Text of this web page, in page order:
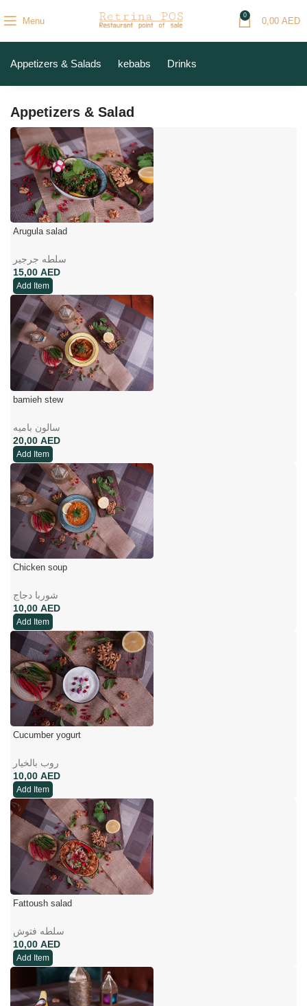
Menu
0
0,00 AED
Appetizers & Salads kebabs Drinks
Appetizers & Salad
Arugula salad
سلطه جرجیر
AED
Add Item
bamieh stew
سالون بامیه
AED
Add Item
Chicken soup
شوربا دجاج
AED
Add Item
Cucumber yogurt
روب بالخیار
AED
Add Item
Fattoush salad
سلطه فتوش
AED
Add Item